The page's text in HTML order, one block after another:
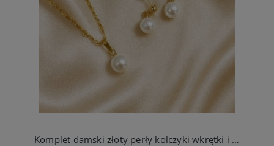
Komplet damski złoty perły kolczyki wkrętki i naszyjnik stal chirurgiczna